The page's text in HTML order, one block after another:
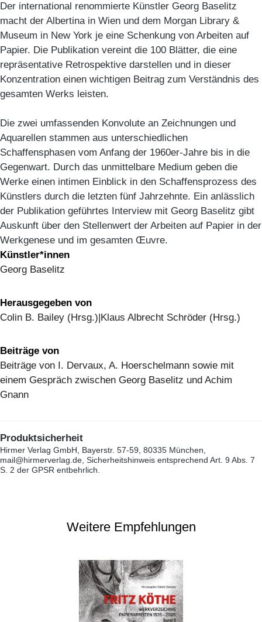
Der international renommierte Künstler Georg Baselitz
macht der Albertina in Wien und dem Morgan Library &
Museum in New York je eine Schenkung von Arbeiten auf
Papier. Die Publikation vereint die 100 Blätter, die eine
repräsentative Retrospektive darstellen und in dieser
Konzentration einen wichtigen Beitrag zum Verständnis des
gesamten Werks leisten.
Die zwei umfassenden Konvolute an Zeichnungen und
Aquarellen stammen aus unterschiedlichen
Schaffensphasen vom Anfang der 1960er-Jahre bis in die
Gegenwart. Durch das unmittelbare Medium geben die
Werke einen intimen Einblick in den Schaffensprozess des
Künstlers durch die letzten fünf Jahrzehnte. Ein anlässlich
der Publikation geführtes Interview mit Georg Baselitz gibt
Auskunft über den Stellenwert der Arbeiten auf Papier in der
Werkgenese und im gesamten Œuvre.
Künstler*innen
Georg Baselitz
Herausgegeben von
Colin B. Bailey (Hrsg.)|Klaus Albrecht Schröder (Hrsg.)
Beiträge von
Beiträge von I. Dervaux, A. Hoerschelmann sowie mit
einem Gespräch zwischen Georg Baselitz und Achim
Gnann
Produktsicherheit
Hirmer Verlag GmbH, Bayerstr. 57-59, 80335 München,
mail@hirmerverlag.de, Sicherheitshinweis entsprechend Art. 9 Abs. 7
S. 2 der GPSR entbehrlich.
Weitere Empfehlungen